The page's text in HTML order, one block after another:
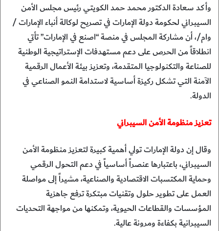
وأكد سعادة الدكتور محمد حمد الكويتي رئيس مجلس الأمن
السيبراني لحكومة دولة الإمارات في تصريح لوكالة أنباء الإمارات /
وام/، أن مشاركة المجلس في منصة “اصنع في الإمارات” تأتي
انطلاقاً من الحرص على دعم مستهدفات الإستراتيجية الوطنية
للصناعة والتكنولوجيا المتقدمة، وتعزيز بيئة الأعمال الرقمية
الآمنة التي تشكل ركيزة أساسية لاستدامة النمو الصناعي في
الدولة.
تعزيز منظومة الأمن السيبراني
وقال إن دولة الإمارات تولي أهمية كبيرة لتعزيز منظومة الأمن
السيبراني، باعتبارها عنصراً أساسياً في دعم التحول الرقمي
وحماية المكتسبات الاقتصادية والصناعية، مشيراً إلى مواصلة
العمل على تطوير حلول وتقنيات مبتكرة ترفع جاهزية
المؤسسات والقطاعات الحيوية، وتمكنها من مواجهة التحديات
السيبرانية بكفاءة ومرونة عالية.